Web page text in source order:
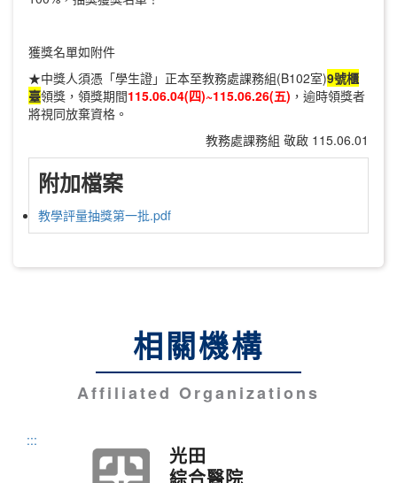
獲獎名單如附件
★中獎人須憑「學生證」正本至教務處課務組(B102室)9號櫃
臺領獎，領獎期間115.06.04(四)~115.06.26(五) ，逾時領獎者
將視同放棄資格。
教務處課務組 敬啟 115.06.01
附加檔案
教學評量抽獎第一批.pdf
相關機構
Affiliated Organizations
:::
光田
綜合醫院